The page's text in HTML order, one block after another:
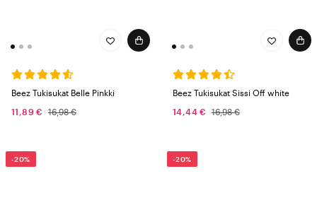
Beez Tukisukat Belle Pinkki
11,89 €
16,98 €
Beez Tukisukat Sissi Off white
14,44 €
16,98 €
-20% -20%